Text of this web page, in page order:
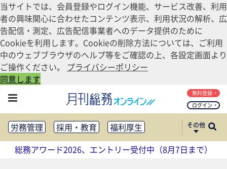
当サイトでは、会員登録やログイン機能、サービス改善、利用
者の興味関心に合わせたコンテンツ表示、利用状況の解析、広
告配信・測定、広告配信事業者へのデータ提供のために
Cookieを利用します。Cookieの削除方法については、ご利用
中のウェブブラウザのヘルプ等をご確認の上、各設定画面より
ご操作ください。 プライバシーポリシー
同意します
ログイン
無料登録
労務管理 採用・教育
福利厚生
健康経営
働き方改革
法務・コンプライアンス
その他
総務アワード2026、エントリー受付中（8月7日まで）